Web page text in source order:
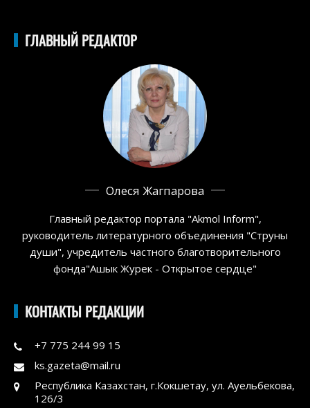
ГЛАВНЫЙ РЕДАКТОР
Олеся Жагпарова
Главный редактор портала "Akmol Inform",
руководитель литературного объединения "Струны
души", учредитель частного благотворительного
фонда"Ашык Журек - Открытое сердце"
КОНТАКТЫ РЕДАКЦИИ
+7 775 244 99 15
ks.gazeta@mail.ru
Республика Казахстан, г.Кокшетау, ул. Ауельбекова,
126/3